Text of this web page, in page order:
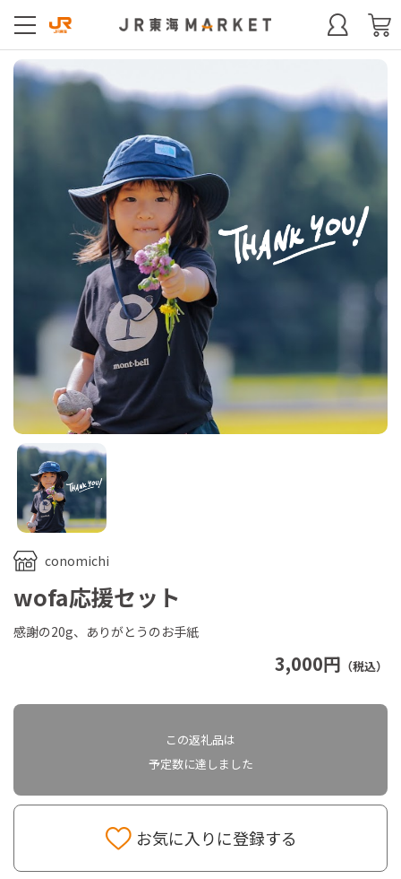
conomichi
wofa応援セット
3,000円 （税込）
感謝の20g、ありがとうのお手紙
お気に入りに登録する
この返礼品は
予定数に達しました